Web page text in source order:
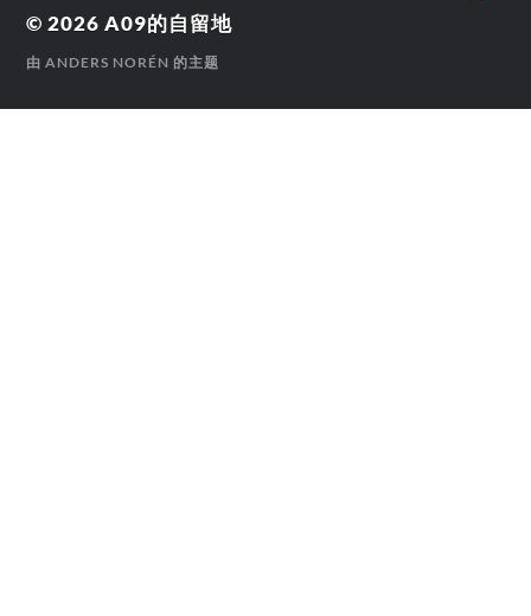
© 2026A09的自留地
由ANDERS NORÉN 的主题